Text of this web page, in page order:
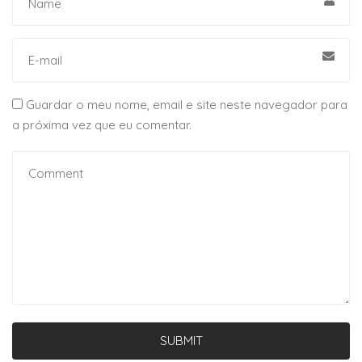
Guardar o meu nome, email e site neste navegador para
a próxima vez que eu comentar.
SUBMIT